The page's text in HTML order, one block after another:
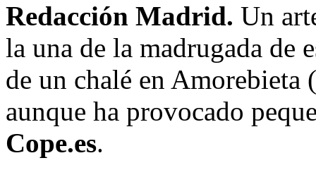
Redacción Madrid. Un
la una de la madrugada de
de un chalé en Amorebieta
aunque ha provocado
Cope.es.